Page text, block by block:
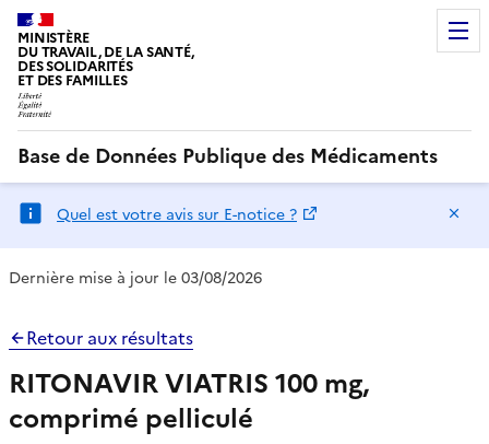
MINISTÈRE
DU TRAVAIL, DE LA SANTÉ,
DES SOLIDARITÉS
ET DES FAMILLES
Base de Données Publique des Médicaments
Quel est votre avis sur E-notice ?
Dernière mise à jour le 03/08/2026
Retour aux résultats
RITONAVIR VIATRIS 100 mg,
comprimé pelliculé